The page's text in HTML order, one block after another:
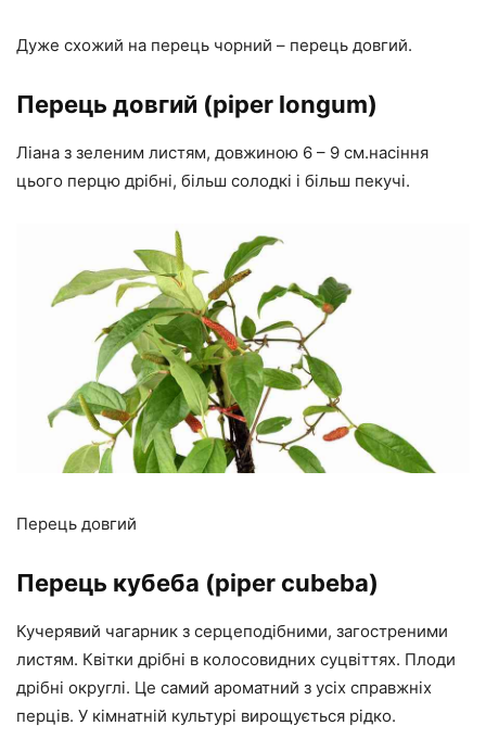
Дуже схожий на перець чорний – перець довгий.
Перець довгий (piper longum)
Ліана з зеленим листям, довжиною 6 – 9 см.насіння
цього перцю дрібні, більш солодкі і більш пекучі.
Перець довгий
Перець кубеба (piper cubeba)
Кучерявий чагарник з серцеподібними, загостреними
листям. Квітки дрібні в колосовидних суцвіттях. Плоди
дрібні округлі. Це самий ароматний з усіх справжніх
перців. У кімнатній культурі вирощується рідко.